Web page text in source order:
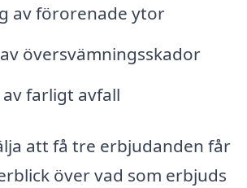
av förorenade ytor
översvämningsskador
av farligt avfall
att få tre erbjudanden får
över vad som erbjuds